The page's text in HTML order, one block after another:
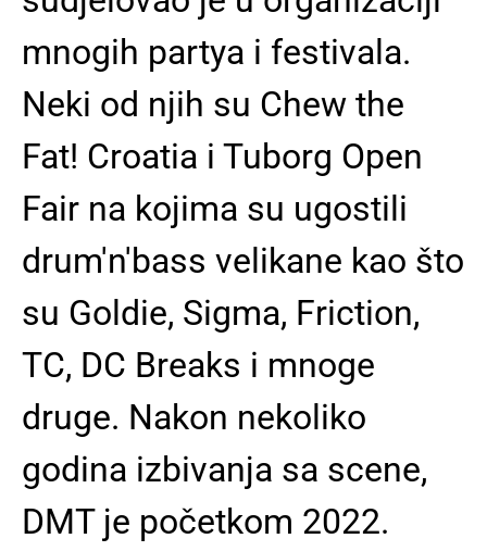
mnogih partya i festivala.
Neki od njih su Chew the
Fat! Croatia i Tuborg Open
Fair na kojima su ugostili
drum'n'bass velikane kao što
su Goldie, Sigma, Friction,
TC, DC Breaks i mnoge
druge. Nakon nekoliko
godina izbivanja sa scene,
DMT je početkom 2022.